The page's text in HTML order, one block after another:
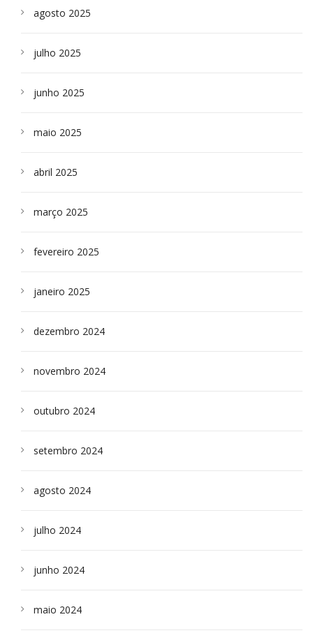
agosto 2025
julho 2025
junho 2025
maio 2025
abril 2025
março 2025
fevereiro 2025
janeiro 2025
dezembro 2024
novembro 2024
outubro 2024
setembro 2024
agosto 2024
julho 2024
junho 2024
maio 2024